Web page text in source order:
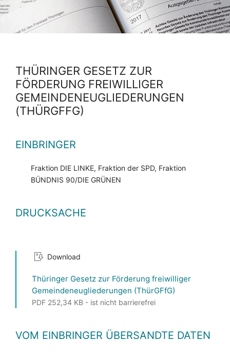
THÜRINGER GESETZ ZUR
FÖRDERUNG FREIWILLIGER
GEMEINDENEUGLIEDERUNGEN
(THÜRGFFG)
EINBRINGER
Fraktion DIE LINKE, Fraktion der SPD, Fraktion
BÜNDNIS 90/DIE GRÜNEN
DRUCKSACHE
Download
Thüringer Gesetz zur Förderung freiwilliger
Gemeindeneugliederungen (ThürGFfG)
PDF 252,34 KB - ist nicht barrierefrei
VOM EINBRINGER ÜBERSANDTE DATEN